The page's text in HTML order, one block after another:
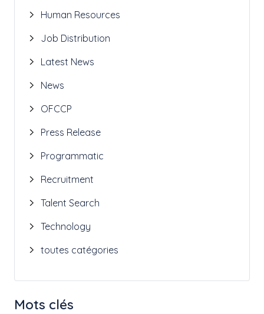
Human Resources
Job Distribution
Latest News
News
OFCCP
Press Release
Programmatic
Recruitment
Talent Search
Technology
toutes catégories
Mots clés